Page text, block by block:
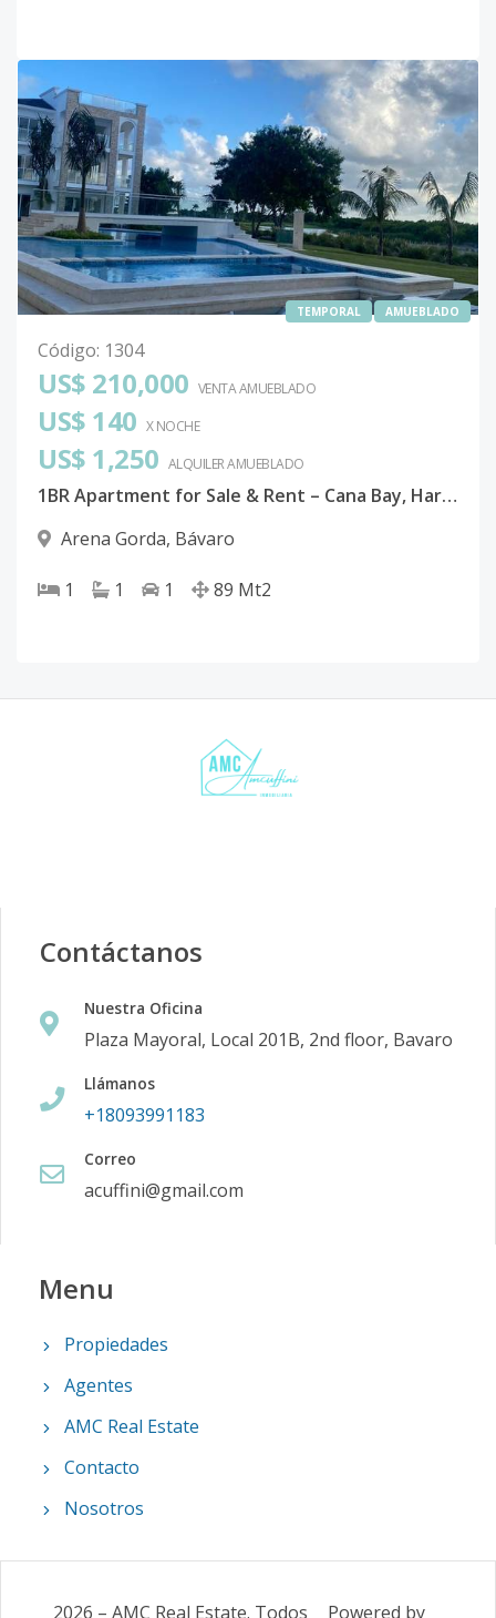
TEMPORAL AMUEBLADO
Código: 1304
US$ 210,000 VENTA AMUEBLADO
US$ 140 X NOCHE
US$ 1,250 ALQUILERAMUEBLADO
1BR Apartment for Sale & Rent – Cana Bay, Hard Rock Punta Cana
Arena Gorda, Bávaro
1 1 1 89 Mt2
Contáctanos
Nuestra Oficina
Plaza Mayoral, Local 201B, 2nd floor, Bavaro
Llámanos
+18093991183
Correo
acuffini@gmail.com
Menu
Propiedades
Agentes
AMC Real Estate
Contacto
Nosotros
2026 – AMC Real Estate. Todos Powered by